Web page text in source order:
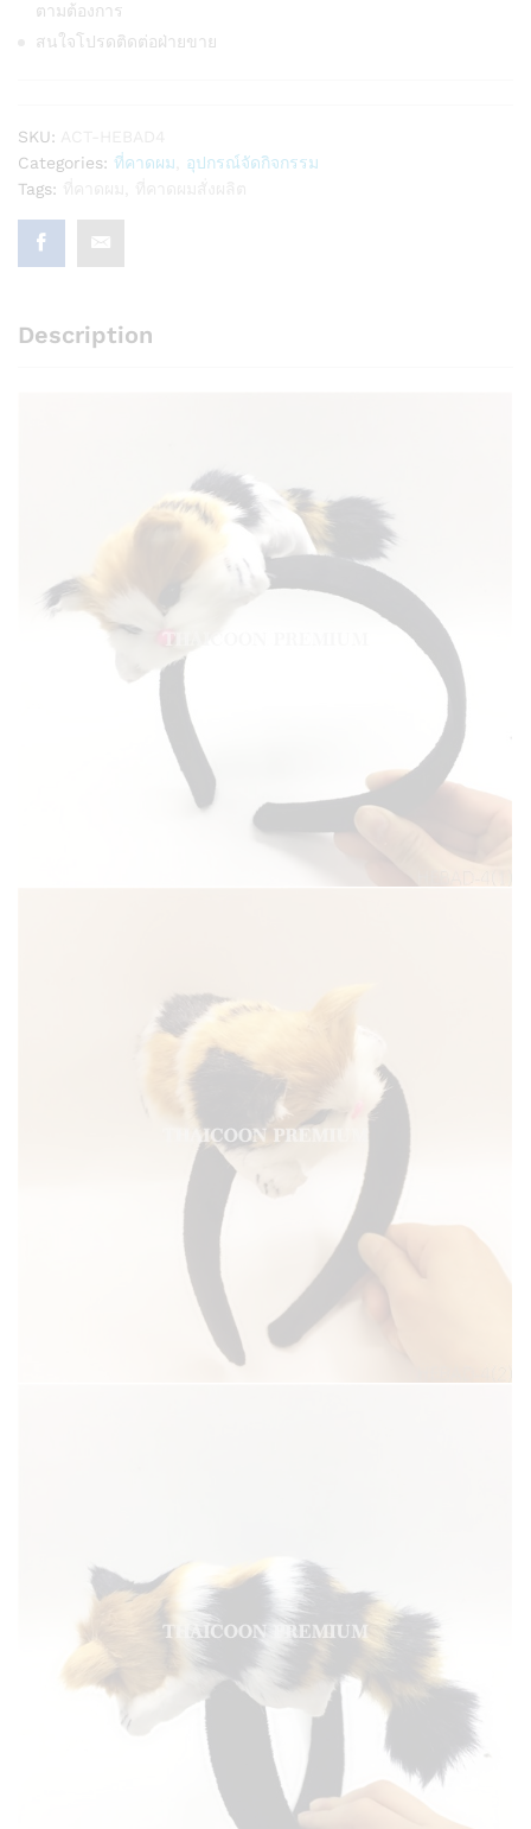
ตามต้องการ
สนใจโปรดติดต่อฝ่ายขาย
SKU:
Categories: ที่คาดผม
อุปกรณ์จัดกิจกรรม
Tags:
Description